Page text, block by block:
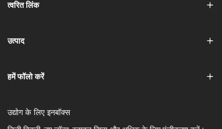
त्वरित लिंक
उत्पाद
हमें फॉलो करें
उद्योग के लिए इनबॉक्स